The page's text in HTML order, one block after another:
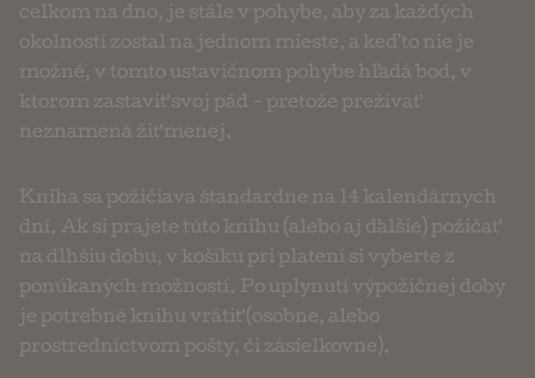
celkom na dno, je stále v pohybe, aby za každých
okolností zostal na jednom mieste, a keď to nie je
možné, v tomto ustavičnom pohybe hľadá bod, v
ktorom zastaviť svoj pád - pretože prežívať
neznamená žiť menej.
Kniha sa požičiava štandardne na 14 kalendárnych
dní. Ak si prajete túto knihu (alebo aj ďalšie) požičať
na dlhšiu dobu, v košíku pri platení si vyberte z
ponúkaných možností. Po uplynutí výpožičnej doby
je potrebné knihu vrátiť (osobne, alebo
prostredníctvom pošty, či zásielkovne).